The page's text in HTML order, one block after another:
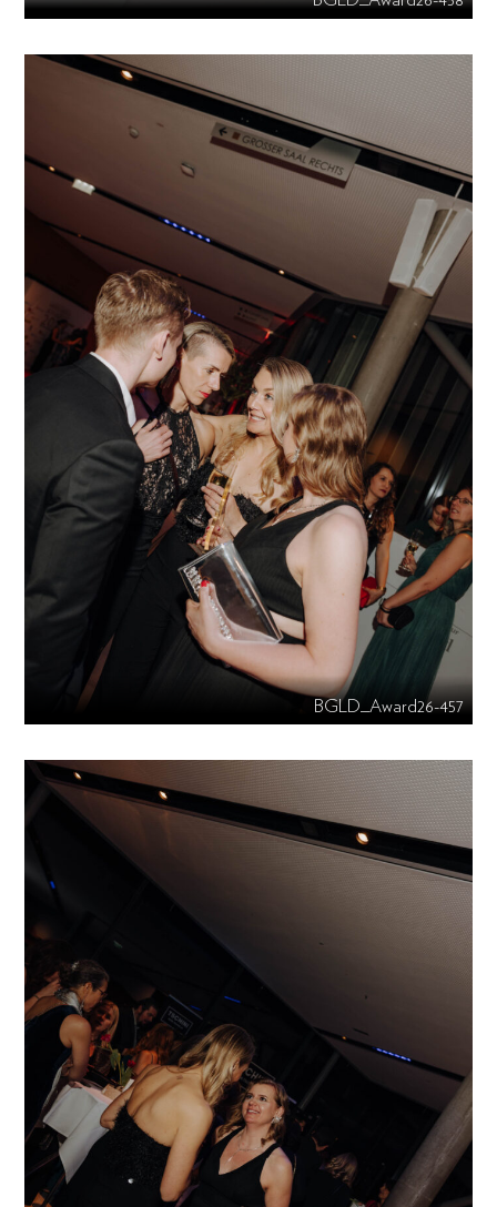
BGLD_Award26-457